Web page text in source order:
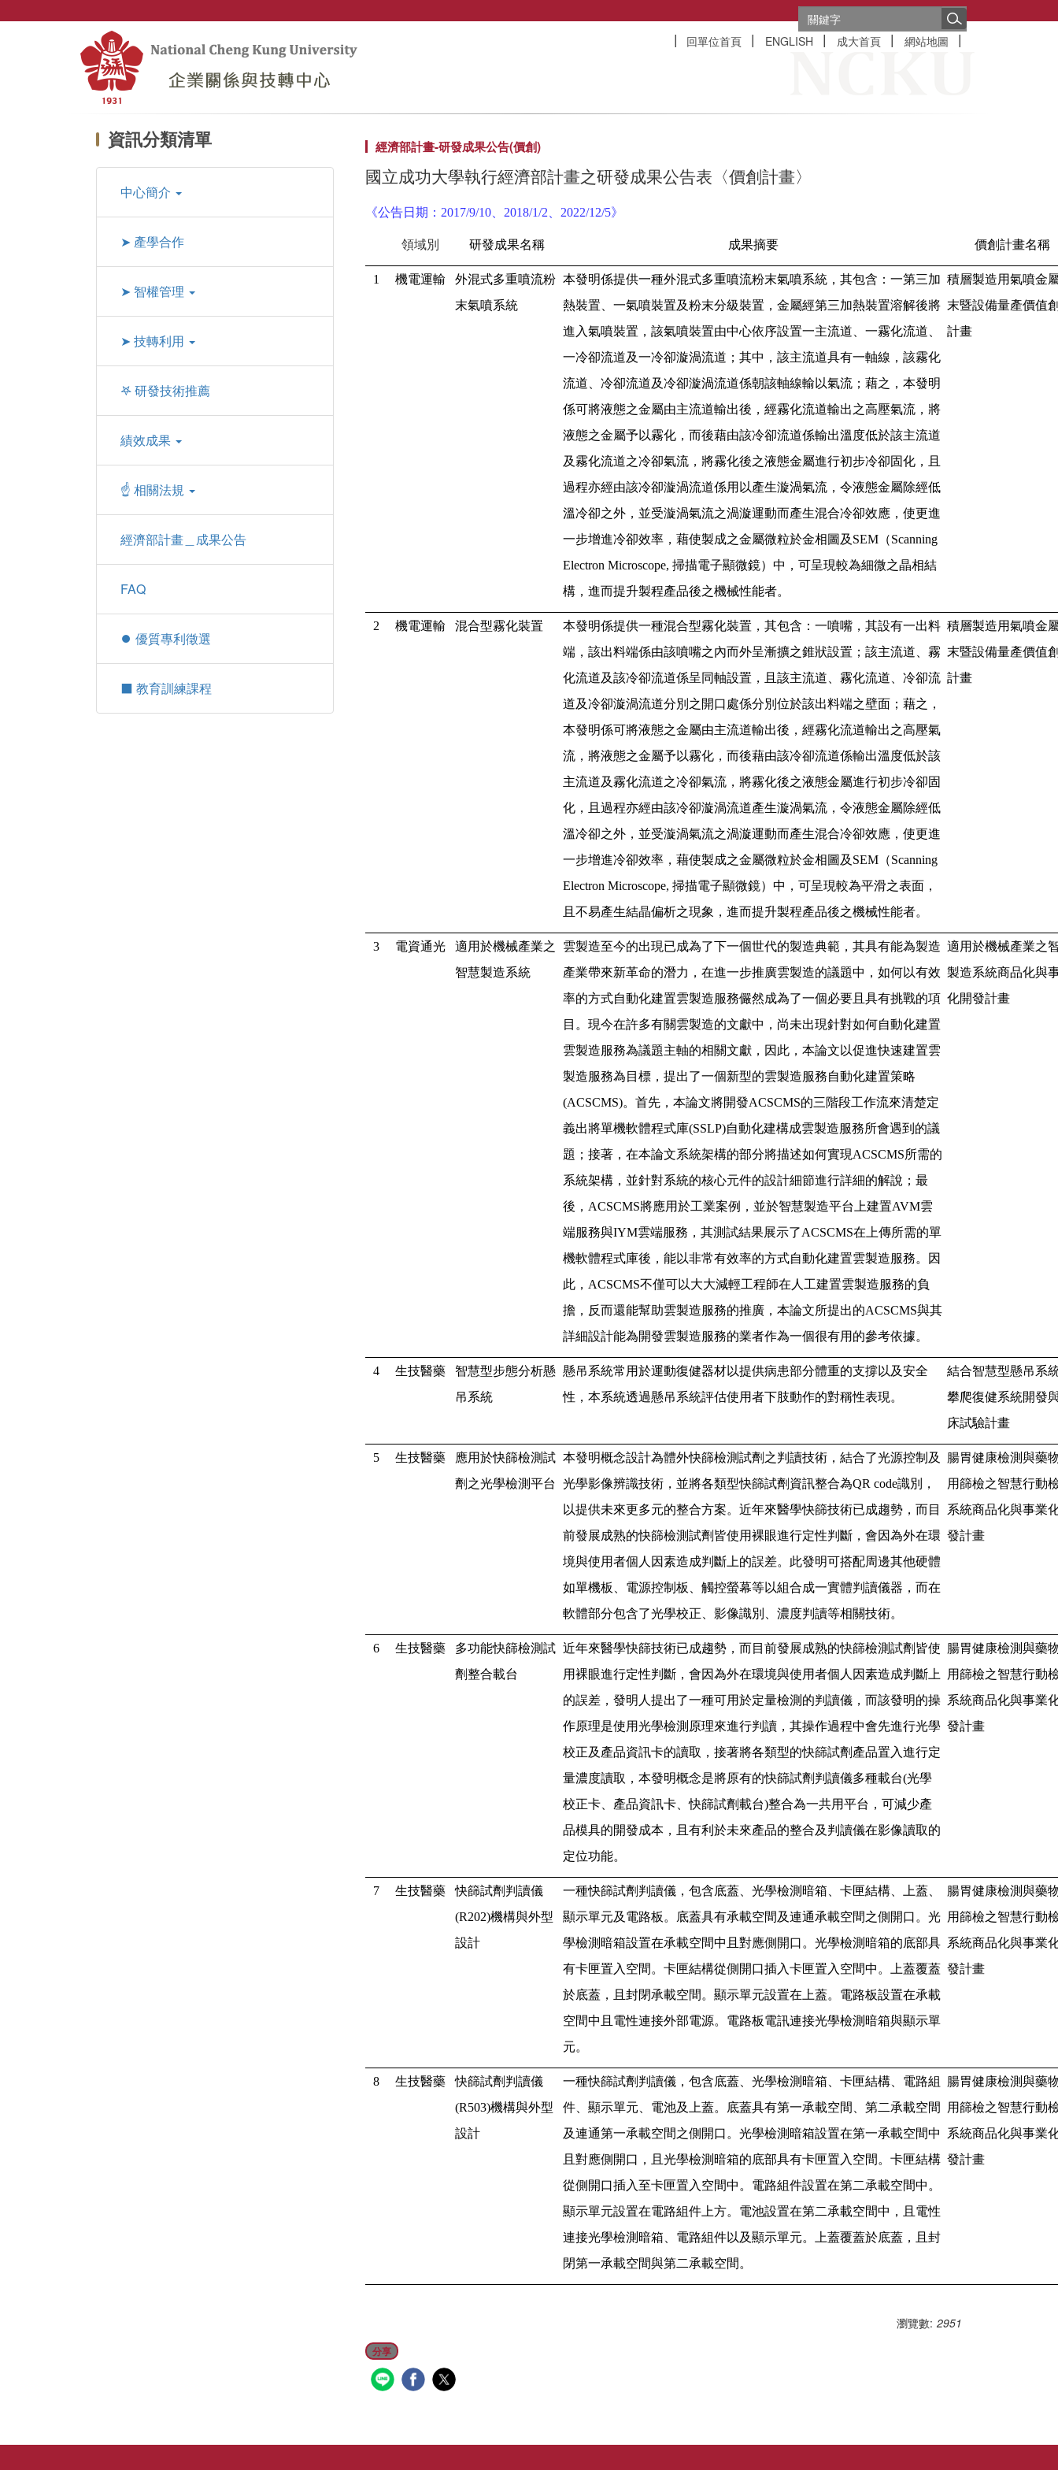
回單位首頁 ENGLISH 成大首頁 網站地圖
資訊分類清單
中心簡介
➤ 產學合作
➤ 智權管理
➤ 技轉利用
𖤐 研發技術推薦
績效成果
☝ 相關法規
經濟部計畫＿成果公告
FAQ
⏺︎ 優質專利徵選
⬛ 教育訓練課程
經濟部計畫-研發成果公告(價創)
國立成功大學執行經濟部計畫之研發成果公告表 〈價創計畫〉
《公告日期： 2017/9/10、 2018/1/2 2022/12/5》
領域別 研發成果名稱 成果摘要 價創計畫名稱
1 機電運輸
外混式多重噴流粉
末氣噴系統
本發明係提供一種外混式多重噴流粉末氣噴系統，其包含：一第三加
熱裝置、一氣噴裝置及粉末分級裝置，金屬經第三加熱裝置溶解後將
進入氣噴裝置，該氣噴裝置由中心依序設置一主流道、一霧化流道、
一冷卻流道及一冷卻漩渦流道；其中，該主流道具有一軸線，該霧化
流道、冷卻流道及冷卻漩渦流道係朝該軸線輸以氣流；藉之，本發明
係可將液態之金屬由主流道輸出後，經霧化流道輸出之高壓氣流，將
液態之金屬予以霧化，而後藉由該冷卻流道係輸出溫度低於該主流道
及霧化流道之冷卻氣流，將霧化後之液態金屬進行初步冷卻固化，且
過程亦經由該冷卻漩渦流道係用以產生漩渦氣流，令液態金屬除經低
溫冷卻之外，並受漩渦氣流之渦漩運動而產生混合冷卻效應，使更進
一步增進冷卻效率，藉使製成之金屬微粒於金相圖及 SEM（Scanning
Electron Microscope, 掃描電子顯微鏡）中，可呈現較為細微之晶相結
構，進而提升製程產品後之機械性能者。
積層製造用氣噴金
末暨設備量產價值
計畫
2 機電運輸 混合型霧化裝置
本發明係提供一種混合型霧化裝置，其包含：一噴嘴，其設有一出料
端，該出料端係由該噴嘴之內而外呈漸擴之錐狀設置；該主流道、霧
化流道及該冷卻流道係呈同軸設置，且該主流道、霧化流道、冷卻流
道及冷卻漩渦流道分別之開口處係分別位於該出料端之壁面；藉之，
本發明係可將液態之金屬由主流道輸出後，經霧化流道輸出之高壓氣
流，將液態之金屬予以霧化，而後藉由該冷卻流道係輸出溫度低於該
主流道及霧化流道之冷卻氣流，將霧化後之液態金屬進行初步冷卻固
化，且過程亦經由該冷卻漩渦流道產生漩渦氣流，令液態金屬除經低
溫冷卻之外，並受漩渦氣流之渦漩運動而產生混合冷卻效應，使更進
一步增進冷卻效率，藉使製成之金屬微粒於金相圖及 SEM（Scanning
Electron Microscope, 掃描電子顯微鏡）中，可呈現較為平滑之表面，
且不易產生結晶偏析之現象，進而提升製程產品後之機械性能者。
積層製造用氣噴金
末暨設備量產價值
計畫
3 電資通光
適用於機械產業之
智慧製造系統
雲製造至今的出現已成為了下一個世代的製造典範，其具有能為製造
產業帶來新革命的潛力，在進一步推廣雲製造的議題中，如何以有效
率的方式自動化建置雲製造服務儼然成為了一個必要且具有挑戰的項
目。現今在許多有關雲製造的文獻中，尚未出現針對如何自動化建置
雲製造服務為議題主軸的相關文獻，因此，本論文以促進快速建置雲
製造服務為目標，提出了一個新型的雲製造服務自動化建置策略
(ACSCMS)。首先，本論文將開發ACSCMS的三階段工作流來清楚定
義出將單機軟體程式庫(SSLP)自動化建構成雲製造服務所會遇到的議
題；接著，在本論文系統架構的部分將描述如何實現ACSCMS所需的
系統架構，並針對系統的核心元件的設計細節進行詳細的解說；最
後， ACSCMS將應用於工業案例，並於智慧製造平台上建置AVM雲
端服務與IYM雲端服務，其測試結果展示了ACSCMS在上傳所需的單
機軟體程式庫後，能以非常有效率的方式自動化建置雲製造服務。因
此， ACSCMS不僅可以大大減輕工程師在人工建置雲製造服務的負
擔，反而還能幫助雲製造服務的推廣，本論文所提出的ACSCMS與其
詳細設計能為開發雲製造服務的業者作為一個很有用的參考依據。
適用於機械產業之
製造系統商品化與
化開發計畫
4 生技醫藥
智慧型步態分析懸
吊系統
懸吊系統常用於運動復健器材以提供病患部分體重的支撐以及安全
性，本系統透過懸吊系統評估使用者下肢動作的對稱性表現。
結合智慧型懸吊系
攀爬復健系統開發
床試驗計畫
5 生技醫藥
應用於快篩檢測試
劑之光學檢測平台
本發明概念設計為體外快篩檢測試劑之判讀技術，結合了光源控制及
光學影像辨識技術，並將各類型快篩試劑資訊整合為QR code識別，
以提供未來更多元的整合方案。近年來醫學快篩技術已成趨勢，而目
前發展成熟的快篩檢測試劑皆使用裸眼進行定性判斷，會因為外在環
境與使用者個人因素造成判斷上的誤差。此發明可搭配周邊其他硬體
如單機板、電源控制板、觸控螢幕等以組合成一實體判讀儀器，而在
軟體部分包含了光學校正、影像識別、濃度判讀等相關技術。
腸胃健康檢測與藥
用篩檢之智慧行動
系統商品化與事業
發計畫
6 生技醫藥
多功能快篩檢測試
劑整合載台
近年來醫學快篩技術已成趨勢，而目前發展成熟的快篩檢測試劑皆使
用裸眼進行定性判斷，會因為外在環境與使用者個人因素造成判斷上
的誤差，發明人提出了一種可用於定量檢測的判讀儀，而該發明的操
作原理是使用光學檢測原理來進行判讀，其操作過程中會先進行光學
校正及產品資訊卡的讀取，接著將各類型的快篩試劑產品置入進行定
量濃度讀取，本發明概念是將原有的快篩試劑判讀儀多種載台(光學
校正卡、產品資訊卡、快篩試劑載台)整合為一共用平台，可減少產
品模具的開發成本，且有利於未來產品的整合及判讀儀在影像讀取的
定位功能。
腸胃健康檢測與藥
用篩檢之智慧行動
系統商品化與事業
發計畫
7 生技醫藥
快篩試劑判讀儀
(R202)機構與外型
設計
一種快篩試劑判讀儀，包含底蓋、光學檢測暗箱、卡匣結構、上蓋、
顯示單元及電路板。底蓋具有承載空間及連通承載空間之側開口。光
學檢測暗箱設置在承載空間中且對應側開口。光學檢測暗箱的底部具
有卡匣置入空間。卡匣結構從側開口插入卡匣置入空間中。上蓋覆蓋
於底蓋，且封閉承載空間。顯示單元設置在上蓋。電路板設置在承載
空間中且電性連接外部電源。電路板電訊連接光學檢測暗箱與顯示單
元。
腸胃健康檢測與藥
用篩檢之智慧行動
系統商品化與事業
發計畫
8 生技醫藥
快篩試劑判讀儀
(R503)機構與外型
設計
一種快篩試劑判讀儀，包含底蓋、光學檢測暗箱、卡匣結構、電路組
件、顯示單元、電池及上蓋。底蓋具有第一承載空間、第二承載空間
及連通第一承載空間之側開口。光學檢測暗箱設置在第一承載空間中
且對應側開口，且光學檢測暗箱的底部具有卡匣置入空間。卡匣結構
從側開口插入至卡匣置入空間中。電路組件設置在第二承載空間中。
顯示單元設置在電路組件上方。電池設置在第二承載空間中，且電性
連接光學檢測暗箱、電路組件以及顯示單元。上蓋覆蓋於底蓋，且封
閉第一承載空間與第二承載空間。
腸胃健康檢測與藥
用篩檢之智慧行動
系統商品化與事業
發計畫
瀏覽數: 2951
分享